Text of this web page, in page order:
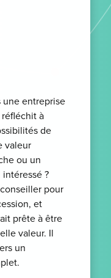
une entreprise
à
de
valeur
ou un
?
pour
et
prête à être
valeur. Il
un